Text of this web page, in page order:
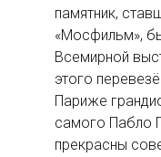
памятник,
«Мосфильм»,
Всемирной
этого
Париже
самого Пабло
прекрасны